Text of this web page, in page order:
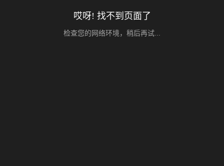
哎呀! 找不到页面了
检查您的网络环境，稍后再试...